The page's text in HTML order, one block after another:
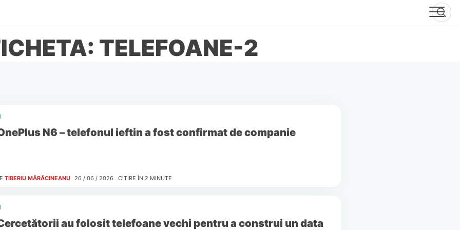
TELEFOANE-2
N6 – telefonul ieftin a fost confirmat de companie
TIBERIU MĂRĂCINEANU 26 / 06 / 2026 CITIRE ÎN 2 MINUTE
au folosit telefoane vechi pentru a construi un data